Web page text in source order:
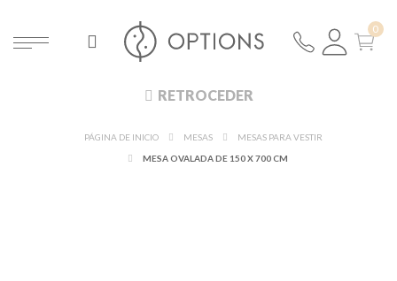
RETROCEDER
PÁGINA DE INICIO MESAS
MESAS PARA VESTIR
MESA OVALADA DE 150 X 700 CM